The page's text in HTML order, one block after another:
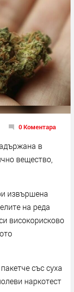
0 Коментара
в
вещество,
извършена
на реда
високорисково
със суха
наркотест